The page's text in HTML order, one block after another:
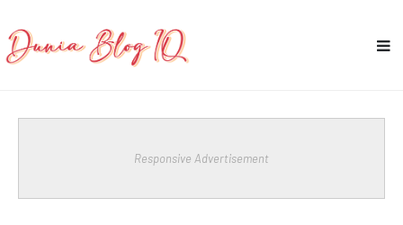
Responsive Advertisement